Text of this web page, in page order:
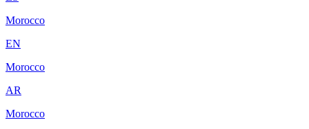
Morocco
EN
Morocco
AR
Morocco